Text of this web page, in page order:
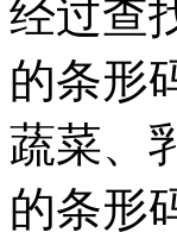
经过查
的条形
蔬菜、
的条形